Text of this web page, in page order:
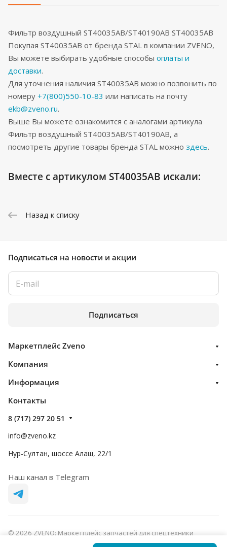
Фильтр воздушный ST40035AB/ST40190AB ST40035AB
Покупая ST40035AB от бренда STAL в компании ZVENO,
Вы можете выбирать удобные способы оплаты и
доставки.
Для уточнения наличия ST40035AB можно позвонить по
номеру +7(800)550-10-83 или написать на почту
ekb@zveno.ru.
Выше Вы можете ознакомится с аналогами артикула
Фильтр воздушный ST40035AB/ST40190AB, а
посмотреть другие товары бренда STAL можно здесь.
Вместе с артикулом ST40035AB искали:
Назад к списку
Подписаться на новости и акции
Подписаться
Маркетплейс Zveno
Компания
Информация
Контакты
8 (717) 297 20 51
info@zveno.kz
Нур-Султан, шоссе Алаш, 22/1
Наш канал в Telegram
© 2026 ZVENO: Маркетплейс запчастей для спецтехники